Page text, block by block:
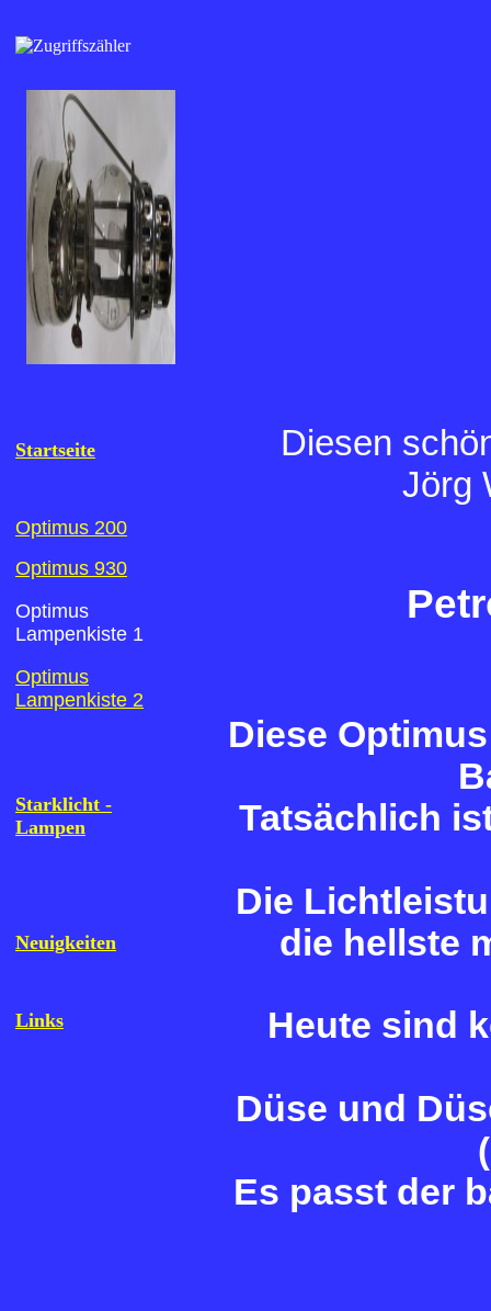
Startseite
Optimus 200
Optimus 930
Optimus
Lampenkiste 1
Optimus
Lampenkiste 2
Starklicht -
Lampen
Neuigkeiten
Links
Diesen
Jörg
Diese
Tatsächlich
Die
die hellste
Heute sind
Düse und
Es passt der